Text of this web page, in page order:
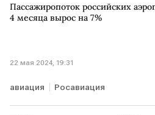
Пассажиропоток российских
4 месяца вырос на 7%
22 мая 2024, 19:31
авиация Росавиация